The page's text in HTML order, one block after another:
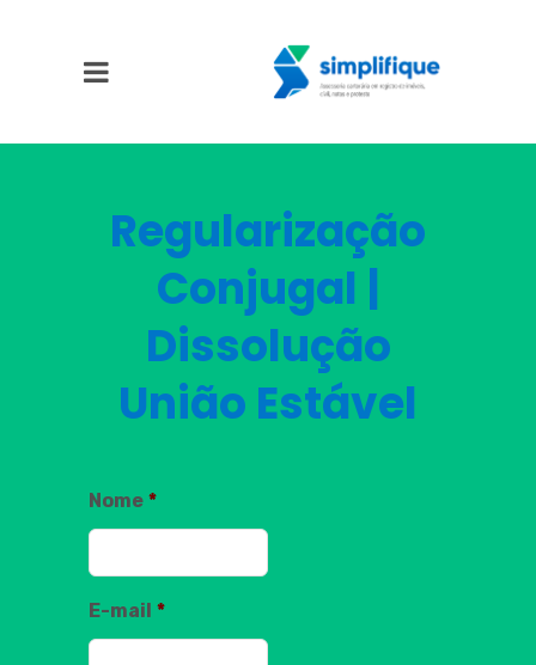
Regularização
Conjugal |
Dissolução
União Estável
Nome *
E-mail *